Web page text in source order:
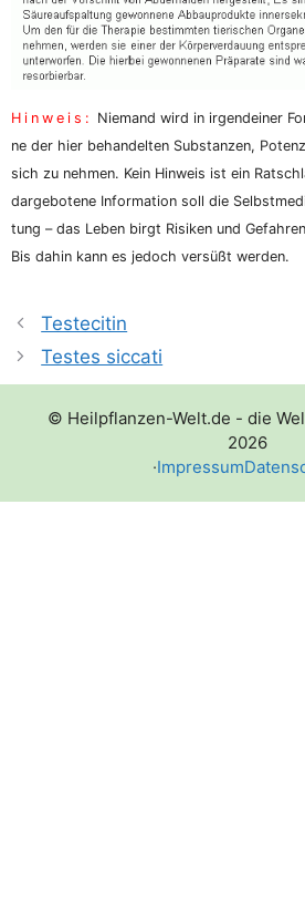
Hin­weis: Nie­mand wird in irgend­ei­ner
ne der hier behan­del­ten Sub­stan­zen,
sich zu neh­men. Kein Hin­weis ist ein
dar­ge­bo­te­ne Infor­ma­ti­on soll die
tung – das Leben birgt Risi­ken und
Bis dahin kann es jedoch ver­süßt werden.
Testecitin
Testes siccati
© Heilpflanzen-Welt.de - die
2026
·Impressum